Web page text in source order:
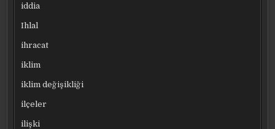
iddia
Ihlal
ihracat
iklim
iklim değişikliği
ilçeler
ilişki